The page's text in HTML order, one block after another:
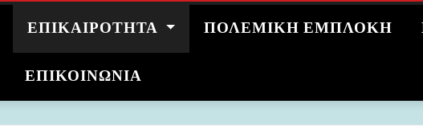
ΕΠΙΚΑΙΡΌΤΗΤΑ ΠΟΛΕΜΙΚΉ ΕΜΠΛΟΚΉ
ΕΠΙΚΟΙΝΩΝΙΑ